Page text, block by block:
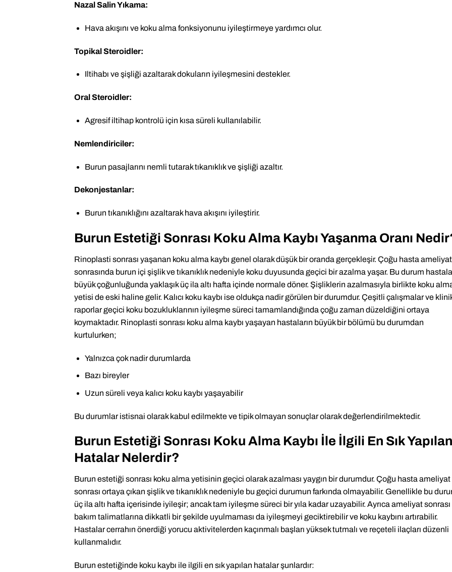
Nazal Salin Yıkama:
Hava akışını ve koku alma fonksiyonunu iyileştirmeye yardımcı olur.
Topikal Steroidler:
Iltihabı ve şişliği azaltarak dokuların iyileşmesini destekler.
Oral Steroidler:
Agresif iltihap kontrolü için kısa süreli kullanılabilir.
Nemlendiriciler:
Burun pasajlarını nemli tutarak tıkanıklık ve şişliği azaltır.
Dekonjestanlar:
Burun tıkanıklığını azaltarak hava akışını iyileştirir.
Burun Estetiği Sonrası Koku Alma Kaybı Yaşanma Oranı
Rinoplasti sonrası yaşanan koku alma kaybı genel olarak düşük bir oranda gerçekleşir. Çoğu hasta ameliyat
sonrasında burun içi şişlik ve tıkanıklık nedeniyle koku duyusunda geçici bir azalma yaşar. Bu durum
büyük çoğunluğunda yaklaşık üç ila altı hafta içinde normale döner. Şişliklerin azalmasıyla birlikte koku
yetisi de eski haline gelir. Kalıcı koku kaybı ise oldukça nadir görülen bir durumdur. Çeşitli çalışmalar ve
raporlar geçici koku bozukluklarının iyileşme süreci tamamlandığında çoğu zaman düzeldiğini ortaya
koymaktadır. Rinoplasti sonrası koku alma kaybı yaşayan hastaların büyük bir bölümü bu durumdan
kurtulurken;
Yalnızca çok nadir durumlarda
Bazı bireyler
Uzun süreli veya kalıcı koku kaybı yaşayabilir
Bu durumlar istisnai olarak kabul edilmekte ve tipik olmayan sonuçlar olarak değerlendirilmektedir.
Burun Estetiği Sonrası Koku Alma Kaybı İle İlgili En Sık Yapılan
Hatalar Nelerdir?
Burun estetiği sonrası koku alma yetisinin geçici olarak azalması yaygın bir durumdur. Çoğu hasta ameliyat
sonrası ortaya çıkan şişlik ve tıkanıklık nedeniyle bu geçici durumun farkında olmayabilir. Genellikle bu
üç ila altı hafta içerisinde iyileşir; ancak tam iyileşme süreci bir yıla kadar uzayabilir. Ayrıca ameliyat sonrası
bakım talimatlarına dikkatli bir şekilde uyulmaması da iyileşmeyi geciktirebilir ve koku kaybını artırabilir.
Hastalar cerrahın önerdiği yorucu aktivitelerden kaçınmalı başları yüksek tutmalı ve reçeteli ilaçları düzenli
kullanmalıdır.
Burun estetiğinde koku kaybı ile ilgili en sık yapılan hatalar şunlardır: